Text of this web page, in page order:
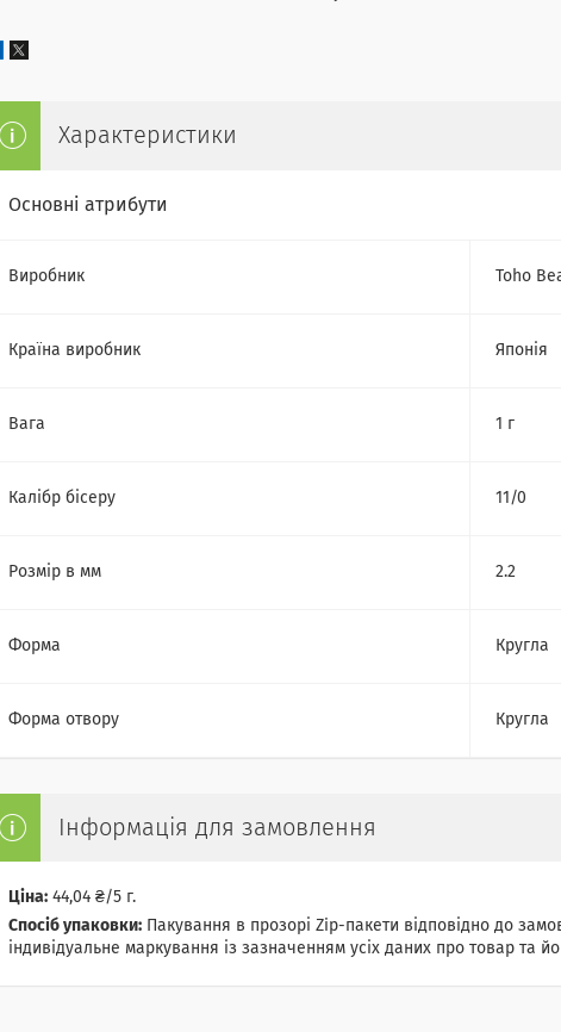
Характеристики
Основні атрибути
Виробник Toho
Країна виробник Японія
Вага 1 г
Калібр бісеру 11/0
Розмір в мм 2.2
Форма Кругла
Форма отвору Кругла
Інформація для замовлення
Ціна: 44,04 ₴/5 г.
Спосіб упаковки: Пакування в прозорі Zip-пакети відповідно до
індивідуальне маркування із зазначенням усіх даних про товар та